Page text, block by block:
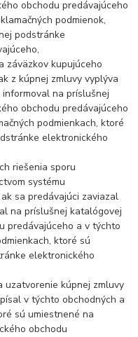
obchodu predávajúceho
podmienok,
podstránke
kupujúceho
z kúpnej zmluvy vyplýva
na príslušnej
obchodu predávajúceho
podmienkach, ktoré
elektronického
riešenia sporu
systému
sa predávajúci zaviazal
na príslušnej katalógovej
predávajúceho a v týchto
ktoré sú
elektronického
kúpnej zmluvy
v týchto obchodných a
sú umiestnené na
obchodu